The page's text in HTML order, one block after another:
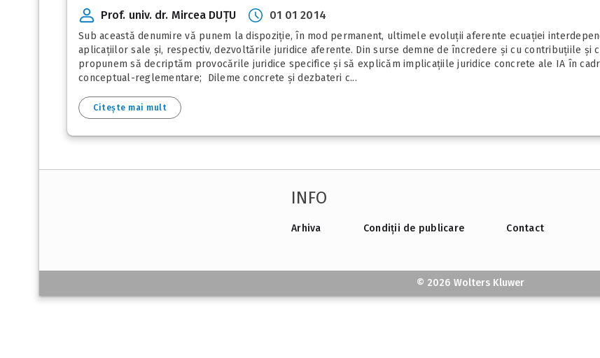
Prof. univ. dr. Mircea DUȚU 01 01 2014
Sub această denumire vă punem la dispoziție, în mod permanent, ultimele evoluții aferente ecuației
aplicațiilor sale și, respectiv, dezvoltările juridice aferente. Din surse demne de încredere și cu contribuțiile și
propunem să decriptăm provocările juridice specifice și să explicăm implicațiile juridice concrete ale IA în
conceptual-reglementare; Dileme concrete și dezbateri c...
Citește mai mult
INFO
Arhiva Condiții de publicare Contact
© 2026 Wolters Kluwer